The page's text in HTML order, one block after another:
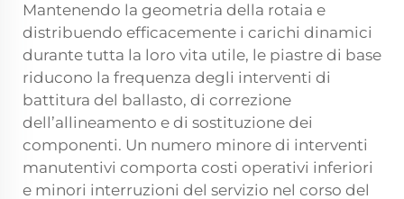
Mantenendo la geometria della rotaia e
distribuendo efficacemente i carichi dinamici
durante tutta la loro vita utile, le piastre di base
riducono la frequenza degli interventi di
battitura del ballasto, di correzione
dell’allineamento e di sostituzione dei
componenti. Un numero minore di interventi
manutentivi comporta costi operativi inferiori
e minori interruzioni del servizio nel corso del